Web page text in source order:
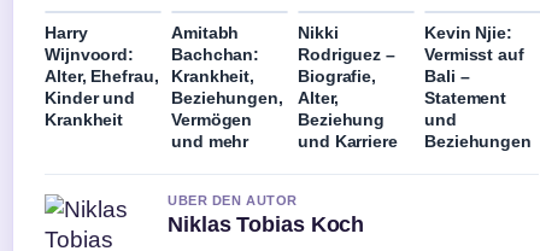
Harry
Wijnvoord:
Alter, Ehefrau,
Kinder und
Krankheit
Amitabh
Bachchan:
Krankheit,
Beziehungen,
Vermögen
und mehr
Nikki
Rodriguez –
Biografie,
Alter,
Beziehung
und Karriere
Kevin Njie:
Vermisst auf
Bali –
Statement
und
Beziehungen
UBER DEN AUTOR
Niklas Tobias Koch